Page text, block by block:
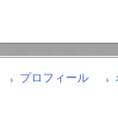
プロフィール